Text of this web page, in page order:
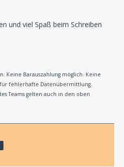
und viel Spaß beim Schreiben
Keine Barauszahlung möglich. Keine
fehlerhafte Datenübermittlung.
Teams gelten auch in den oben